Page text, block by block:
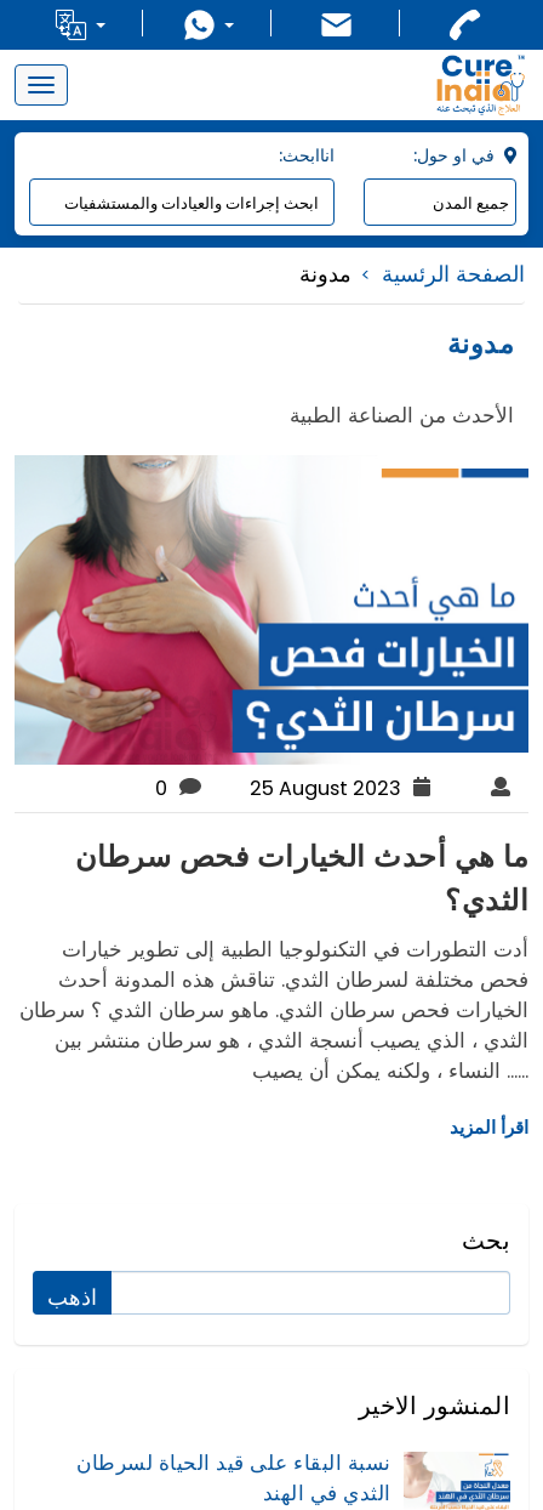
Toggle
navigation
:اناابحث
الصفحة الرئسية مدونة
مدونة
الأحدث من الصناعة الطبية
25 August 2023
0
ما هي أحدث الخيارات فحص سرطان
الثدي؟
أدت التطورات في التكنولوجيا الطبية إلى تطوير خيارات
فحص مختلفة لسرطان الثدي. تناقش هذه المدونة أحدث
الخيارات فحص سرطان الثدي. ماهو سرطان الثدي ؟ سرطان
الثدي ، الذي يصيب أنسجة الثدي ، هو سرطان منتشر بين
النساء ، ولكنه يمكن أن يصيب ......
اقرأ المزيد
بحث
المنشور الاخير
نسبة البقاء على قيد الحياة لسرطان
الثدي في الهند